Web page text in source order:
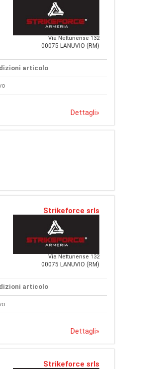
Via Nettunense 132
00075 LANUVIO (RM)
articolo
Dettagli»
Strikeforce srls
Via Nettunense 132
00075 LANUVIO (RM)
articolo
Dettagli»
Strikeforce srls